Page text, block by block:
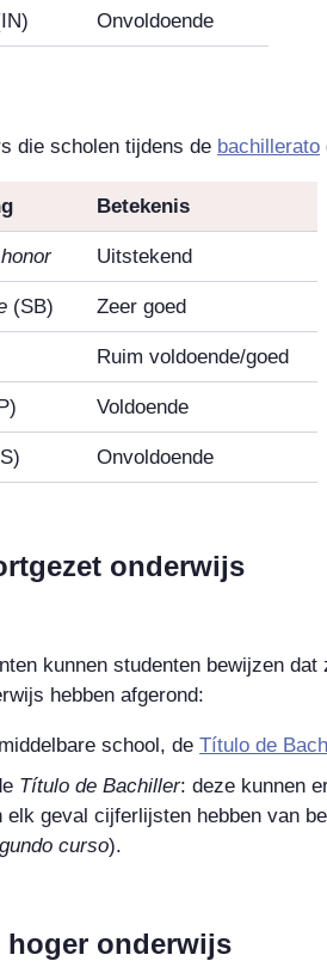
Onvoldoende
die scholen tijdens de bachillerato
Betekenis
Uitstekend
(SB) Zeer goed
Ruim voldoende/goed
Voldoende
Onvoldoende
onderwijs
kunnen studenten bewijzen dat
hebben afgerond:
school, de Título de
Título de Bachiller: deze kunnen
elk geval cijferlijsten hebben van
curso).
onderwijs